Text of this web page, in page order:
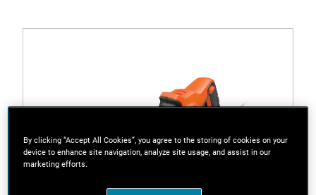
By clicking “Accept All Cookies”, you agree to the storing of cookies on your
device to enhance site navigation, analyze site usage, and assist in our
marketing efforts.